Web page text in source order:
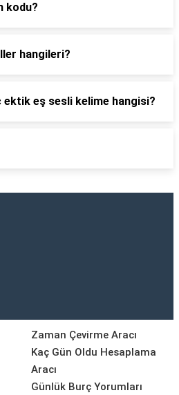
kodu?
hangileri?
ektik eş sesli kelime hangisi?
Zaman Çevirme Aracı
Kaç Gün Oldu Hesaplama
Aracı
Günlük Burç Yorumları